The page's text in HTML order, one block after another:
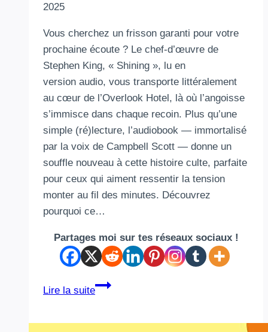
2025
Vous cherchez un frisson garanti pour votre
prochaine écoute ? Le chef-d’œuvre de
Stephen King, « Shining », lu en
version audio, vous transporte littéralement
au cœur de l’Overlook Hotel, là où l’angoisse
s’immisce dans chaque recoin. Plus qu’une
simple (ré)lecture, l’audiobook — immortalisé
par la voix de Campbell Scott — donne un
souffle nouveau à cette histoire culte, parfaite
pour ceux qui aiment ressentir la tension
monter au fil des minutes. Découvrez
pourquoi ce…
Partages moi sur tes réseaux sociaux !
Lire la suite
Shining